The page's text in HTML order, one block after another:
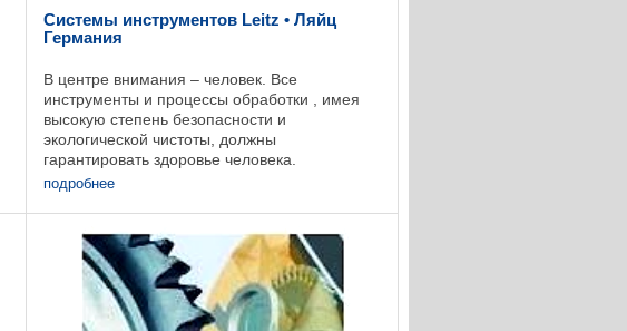
Системы инструментов Leitz • Ляйц
Германия
В центре внимания – человек. Все
инструменты и процессы обработки , имея
высокую степень безопасности и
экологической чистоты, должны
гарантировать здоровье человека.
Консультанты, техники и инженеры фирмы
подробнее